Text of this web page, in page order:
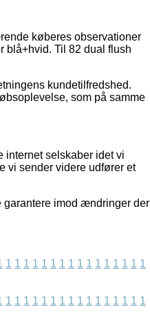
køberes observationer
blå+hvid. Til 82 dual flush
kundetilfredshed.
som på samme
internet selskaber idet vi
vi sender videre udfører et
garantere imod ændringer der
1 1 1 1 1 1 1 1 1 1 1 1 1 1 1 1
1 1 1 1 1 1 1 1 1 1 1 1 1 1 1 1